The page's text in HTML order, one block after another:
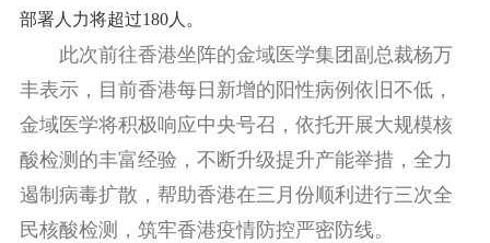
部署人力将超过180人。
此次前往香港坐阵的金域医学集团副总裁杨万
丰表示，目前香港每日新增的阳性病例依旧不低，
金域医学将积极响应中央号召，依托开展大规模核
酸检测的丰富经验，不断升级提升产能举措，全力
遏制病毒扩散，帮助香港在三月份顺利进行三次全
民核酸检测，筑牢香港疫情防控严密防线。